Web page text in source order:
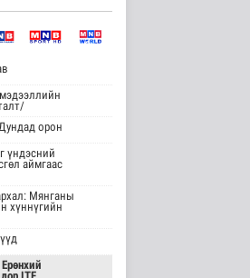
Ирантай
эрэлх..
15 минутын өмнө
даяар хэт халалт
байна
24 минутын өмнө
үертэй байна
41 минутын өмнө
орон
үндэсний
аймгаас
Мянганы
хүннүгийн